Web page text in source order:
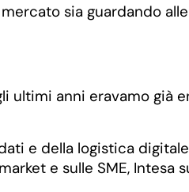
sia guardando
ultimi anni eravamo già
e della logistica
e sulle SME, Intesa